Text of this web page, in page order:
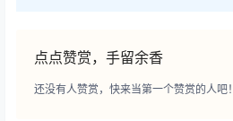
点点赞赏，手留余香
还没有人赞赏，快来当第一个赞赏的人吧！